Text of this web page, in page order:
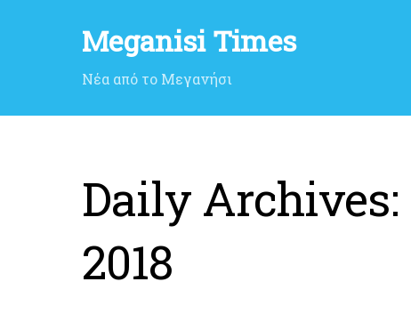
Meganisi Times
Νέα από το Μεγανήσι
Daily Archives:
2018